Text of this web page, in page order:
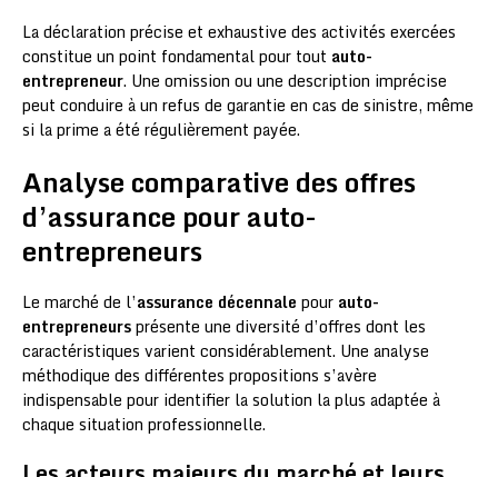
La déclaration précise et exhaustive des activités exercées
constitue un point fondamental pour tout auto-
entrepreneur. Une omission ou une description imprécise
peut conduire à un refus de garantie en cas de sinistre, même
si la prime a été régulièrement payée.
Analyse comparative des offres
d’assurance pour auto-
entrepreneurs
Le marché de l’assurance décennale pour auto-
entrepreneursprésente une diversité d’offres dont les
caractéristiques varient considérablement. Une analyse
méthodique des différentes propositions s’avère
indispensable pour identifier la solution la plus adaptée à
chaque situation professionnelle.